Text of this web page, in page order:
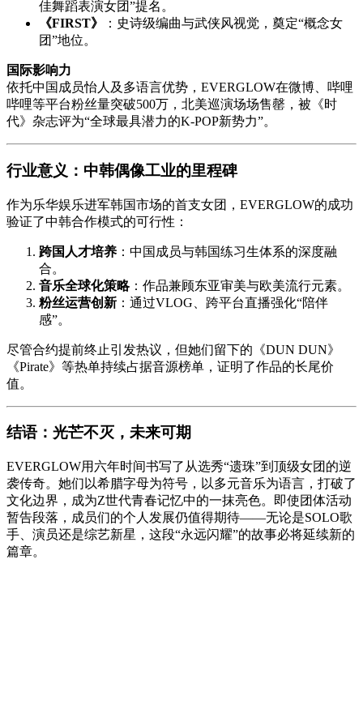
佳舞蹈表演女团”提名。
《FIRST》
：史诗级编曲与武侠风视觉，奠定“概念女
团”地位。
国际影响力
依托中国成员怡人及多语言优势，EVERGLOW在微博、哔哩
哔哩等平台粉丝量突破500万，北美巡演场场售罄，被《时
代》杂志评为“全球最具潜力的K-POP新势力”。
行业意义：中韩偶像工业的里程碑
作为乐华娱乐进军韩国市场的首支女团，EVERGLOW的成功
验证了中韩合作模式的可行性：
跨国人才培养 ：中国成员与韩国练习生体系的深度融
合。
音乐全球化策略：作品兼顾东亚审美与欧美流行元素。
粉丝运营创新 ：通过VLOG、跨平台直播强化“陪伴
感”。
尽管合约提前终止引发热议，但她们留下的《DUN DUN》
《Pirate》等热单持续占据音源榜单，证明了作品的长尾价
值。
结语：光芒不灭，未来可期
EVERGLOW用六年时间书写了从选秀“遗珠”到顶级女团的逆
袭传奇。她们以希腊字母为符号，以多元音乐为语言，打破了
文化边界，成为Z世代青春记忆中的一抹亮色。即使团体活动
暂告段落，成员们的个人发展仍值得期待——无论是SOLO歌
手、演员还是综艺新星，这段“永远闪耀”的故事必将延续新的
篇章。